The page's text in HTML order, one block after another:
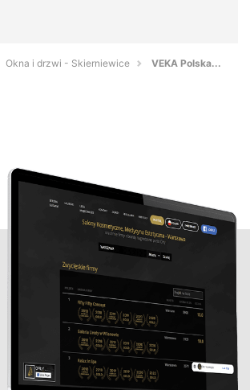
Okna i drzwi - Skierniewice VEKA Polska...